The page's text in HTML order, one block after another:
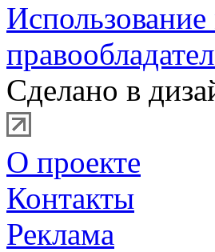
Сделано в
О проекте
Контакты
Реклама